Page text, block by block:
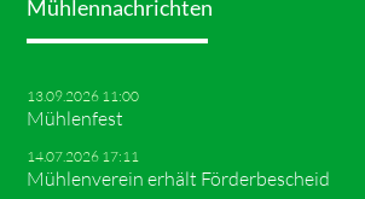
Mühlennachrichten
13.09.2026 11:00
Mühlenfest
14.07.2026 17:11
Mühlenverein erhält Förderbescheid